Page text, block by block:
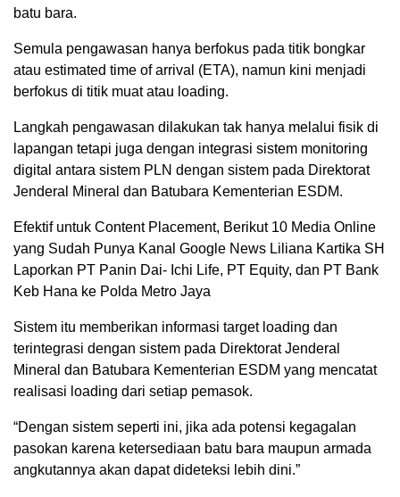
batu bara.
Semula pengawasan hanya berfokus pada titik bongkar
atau estimated time of arrival (ETA), namun kini menjadi
berfokus di titik muat atau loading.
Langkah pengawasan dilakukan tak hanya melalui fisik di
lapangan tetapi juga dengan integrasi sistem monitoring
digital antara sistem PLN dengan sistem pada Direktorat
Jenderal Mineral dan Batubara Kementerian ESDM.
Efektif untuk Content Placement, Berikut 10 Media Online
yang Sudah Punya Kanal Google News Liliana Kartika SH
Laporkan PT Panin Dai- Ichi Life, PT Equity, dan PT Bank
Keb Hana ke Polda Metro Jaya
Sistem itu memberikan informasi target loading dan
terintegrasi dengan sistem pada Direktorat Jenderal
Mineral dan Batubara Kementerian ESDM yang mencatat
realisasi loading dari setiap pemasok.
“Dengan sistem seperti ini, jika ada potensi kegagalan
pasokan karena ketersediaan batu bara maupun armada
angkutannya akan dapat dideteksi lebih dini.”